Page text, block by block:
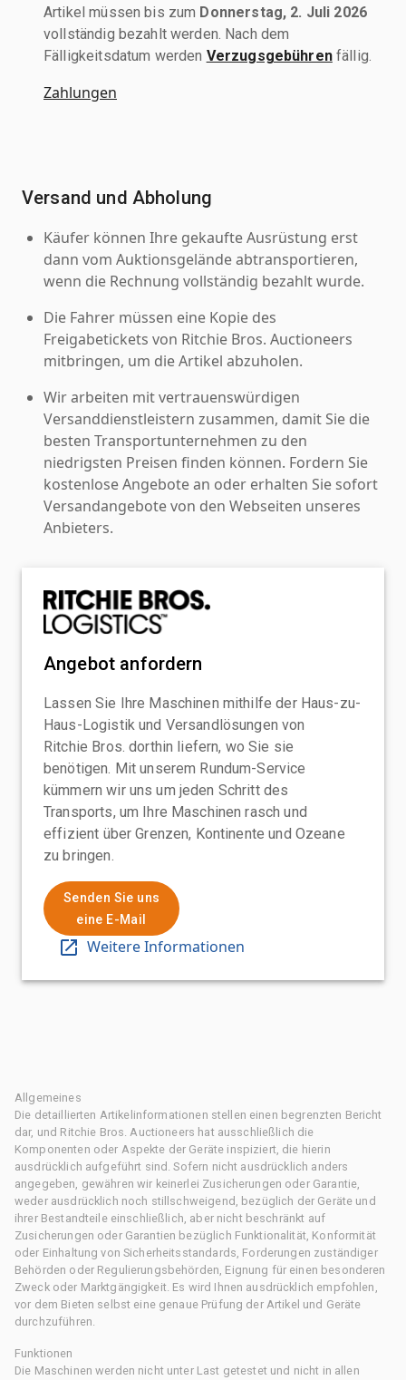
Artikel müssen bis zum Donnerstag, 2. Juli 2026
vollständig bezahlt werden. Nach dem
Fälligkeitsdatum werden Verzugsgebührenfällig.
Zahlungen
Versand und Abholung
Käufer können Ihre gekaufte Ausrüstung erst
dann vom Auktionsgelände abtransportieren,
wenn die Rechnung vollständig bezahlt wurde.
Die Fahrer müssen eine Kopie des
Freigabetickets von Ritchie Bros. Auctioneers
mitbringen, um die Artikel abzuholen.
Wir arbeiten mit vertrauenswürdigen
Versanddienstleistern zusammen, damit Sie die
besten Transportunternehmen zu den
niedrigsten Preisen finden können. Fordern Sie
kostenlose Angebote an oder erhalten Sie sofort
Versandangebote von den Webseiten unseres
Anbieters.
Angebot anfordern
Lassen Sie Ihre Maschinen mithilfe der Haus-zu-
Haus-Logistik und Versandlösungen von
Ritchie Bros. dorthin liefern, wo Sie sie
benötigen. Mit unserem Rundum-Service
kümmern wir uns um jeden Schritt des
Transports, um Ihre Maschinen rasch und
effizient über Grenzen, Kontinente und Ozeane
zu bringen.
Senden Sie uns
eine E-Mail
Weitere Informationen
Allgemeines
Die detaillierten Artikelinformationen stellen einen begrenzten Bericht
dar, und Ritchie Bros. Auctioneers hat ausschließlich die
Komponenten oder Aspekte der Geräte inspiziert, die hierin
ausdrücklich aufgeführt sind. Sofern nicht ausdrücklich anders
angegeben, gewähren wir keinerlei Zusicherungen oder Garantie,
weder ausdrücklich noch stillschweigend, bezüglich der Geräte und
ihrer Bestandteile einschließlich, aber nicht beschränkt auf
Zusicherungen oder Garantien bezüglich Funktionalität, Konformität
oder Einhaltung von Sicherheitsstandards, Forderungen zuständiger
Behörden oder Regulierungsbehörden, Eignung für einen besonderen
Zweck oder Marktgängigkeit. Es wird Ihnen ausdrücklich empfohlen,
vor dem Bieten selbst eine genaue Prüfung der Artikel und Geräte
durchzuführen.
Funktionen
Die Maschinen werden nicht unter Last getestet und nicht in allen